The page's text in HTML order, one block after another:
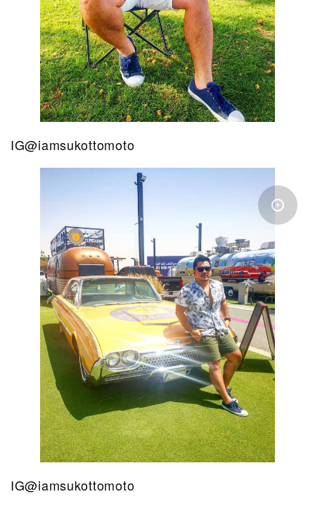
IG@iamsukottomoto
IG@iamsukottomoto